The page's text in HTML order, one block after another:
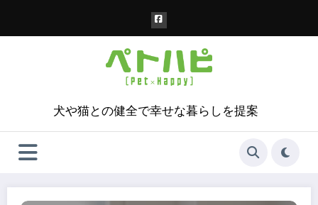
犬や猫との健全で幸せな暮らしを提案